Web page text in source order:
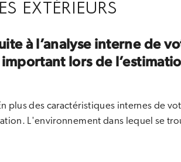
EXTÉRIEURS
à l’analyse interne de
lors de
plus des caractéristiques internes de
L'environnement dans lequel se